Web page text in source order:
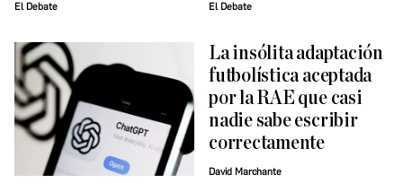
El Debate El Debate
La insólita adaptación
futbolística aceptada
por la RAE que casi
nadie sabe escribir
correctamente
David Marchante